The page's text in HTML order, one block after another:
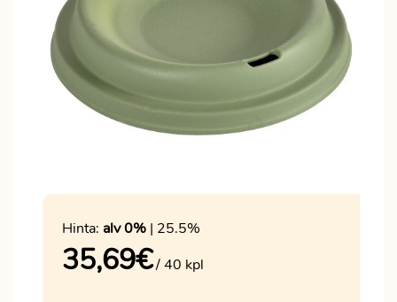
Hinta: alv 0% | 25.5%
35,69€/ 40 kpl